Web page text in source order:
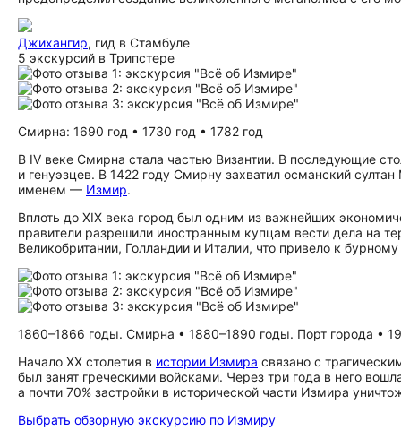
Джихангир, гид в Стамбуле
5 экскурсий в Трипстере
Смирна: 1690 год • 1730 год • 1782 год
В IV веке Смирна стала частью Византии. В последующие
и генуэзцев. В 1422 году Смирну захватил османский
именем — Измир.
Вплоть до XIX века город был одним из важнейших
правители разрешили иностранным купцам вести дела на
Великобритании, Голландии и Италии, что привело к
1860–1866 годы. Смирна • 1880–1890 годы. Порт города •
Начало XX столетия в истории Измира связано с
был занят греческими войсками. Через три года в него
а почти 70% застройки в исторической части Измира
Выбрать обзорную экскурсию по Измиру